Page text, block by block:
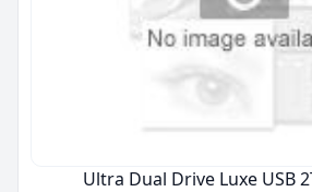
Ultra Dual Drive Luxe USB